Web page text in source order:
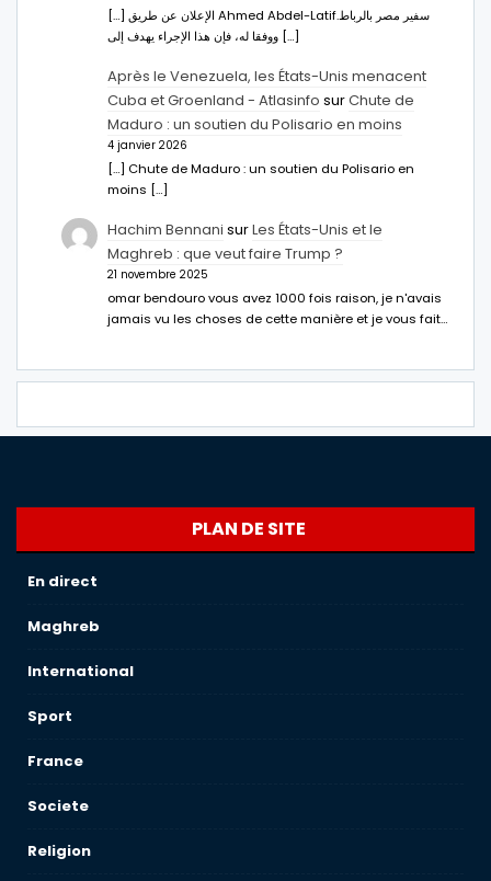
[…] الإعلان عن طريق Ahmed Abdel-Latifسفير مصر بالرباط.
ووفقا له، فإن هذا الإجراء يهدف إلى […]
Après le Venezuela, les États-Unis menacent
Cuba et Groenland - Atlasinfo surChute de
Maduro : un soutien du Polisario en moins
4 janvier 2026
[…] Chute de Maduro : un soutien du Polisario en
moins […]
Hachim Bennani surLes États-Unis et le
Maghreb : que veut faire Trump ?
21 novembre 2025
omar bendouro vous avez 1000 fois raison, je n'avais
jamais vu les choses de cette manière et je vous fait…
PLAN DE SITE
En direct
Maghreb
International
Sport
France
Societe
Religion